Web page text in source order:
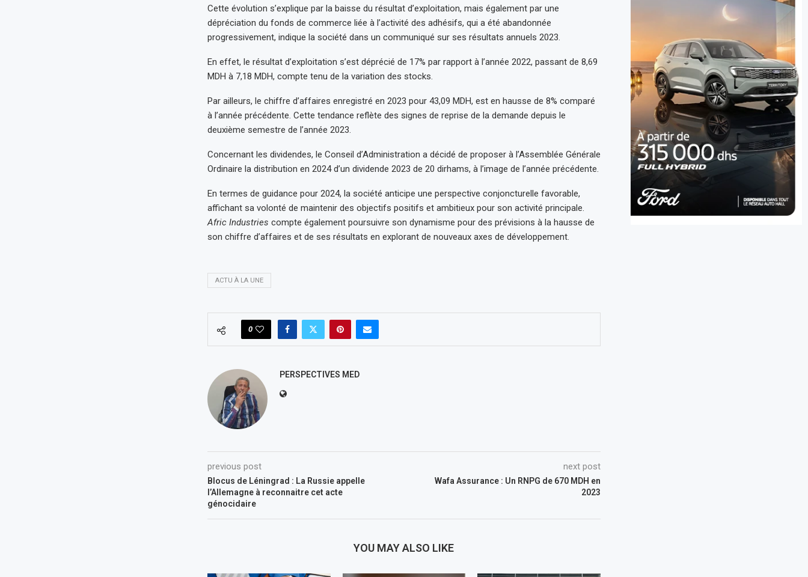
Cette évolution s’explique par la baisse du résultat d’exploitation, mais également par une
dépréciation du fonds de commerce liée à l’activité des adhésifs, qui a été abandonnée
progressivement, indique la société dans un communiqué sur ses résultats annuels 2023.
En effet, le résultat d’exploitation s’est déprécié de 17% par rapport à l’année 2022, passant de 8,69
MDH à 7,18 MDH, compte tenu de la variation des stocks.
Par ailleurs, le chiffre d’affaires enregistré en 2023 pour 43,09 MDH, est en hausse de 8% comparé
à l’année précédente. Cette tendance reflète des signes de reprise de la demande depuis le
deuxième semestre de l’année 2023.
Concernant les dividendes, le Conseil d’Administration a décidé de proposer à l’Assemblée Générale
Ordinaire la distribution en 2024 d’un dividende 2023 de 20 dirhams, à l’image de l’année précédente.
En termes de guidance pour 2024, la société anticipe une perspective conjoncturelle favorable,
affichant sa volonté de maintenir des objectifs positifs et ambitieux pour son activité principale.
Afric Industries compte également poursuivre son dynamisme pour des prévisions à la hausse de
son chiffre d’affaires et de ses résultats en explorant de nouveaux axes de développement.
ACTU À LA UNE
0
PERSPECTIVES MED
previous post
Blocus de Léningrad : La Russie appelle
l’Allemagne à reconnaitre cet acte
génocidaire
next post
Wafa Assurance : Un RNPG de 670 MDH en
2023
YOU MAY ALSO LIKE